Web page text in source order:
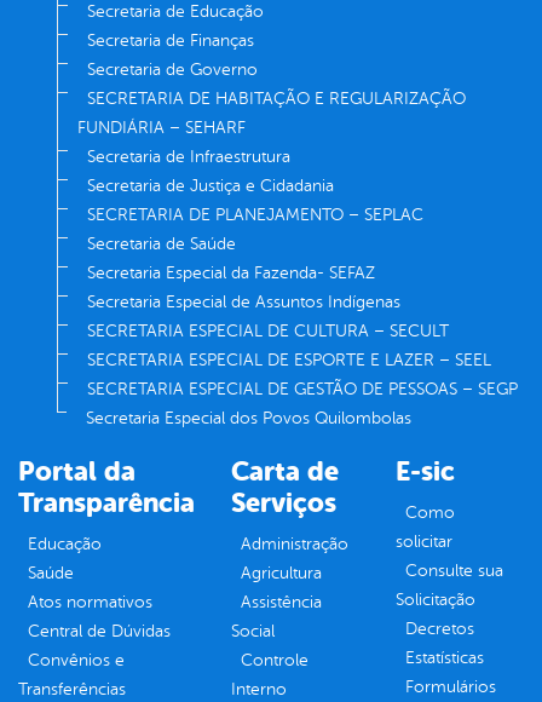
Secretaria de Educação
Secretaria de Finanças
Secretaria de Governo
SECRETARIA DE HABITAÇÃO E REGULARIZAÇÃO
FUNDIÁRIA – SEHARF
Secretaria de Infraestrutura
Secretaria de Justiça e Cidadania
SECRETARIA DE PLANEJAMENTO – SEPLAC
Secretaria de Saúde
Secretaria Especial da Fazenda- SEFAZ
Secretaria Especial de Assuntos Indígenas
SECRETARIA ESPECIAL DE CULTURA – SECULT
SECRETARIA ESPECIAL DE ESPORTE E LAZER – SEEL
SECRETARIA ESPECIAL DE GESTÃO DE PESSOAS – SEGP
Secretaria Especial dos Povos Quilombolas
Portal da
Transparência
Educação
Saúde
Atos normativos
Central de Dúvidas
Convênios e
Transferências
Carta de
Serviços
Administração
Agricultura
Assistência
Social
Controle
Interno
E-sic
Como
solicitar
Consulte sua
Solicitação
Decretos
Estatísticas
Formulários